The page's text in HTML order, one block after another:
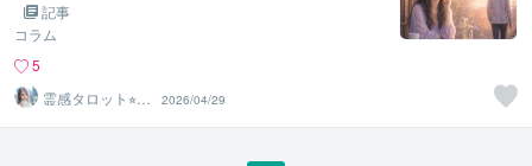
記事
コラム
5
霊感タロット⭐︎エ
アリーズ
2026/04/29